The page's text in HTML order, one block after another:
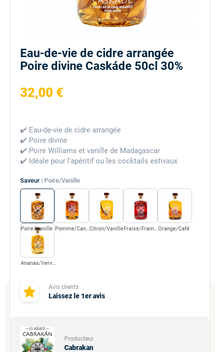
Eau-de-vie de cidre arrangée
Poire divine Caskáde 50cl 30%
Avis clients
Laissez le 1er avis
✔️ Eau-de-vie de cidre arrangée
✔️ Poire divine
✔️ Poire Williams et vanille de Madagascar
✔️ Idéale pour l'apéritif ou les cocktails estivaux
Saveur : Poire/Vanille
Poire/Vanille Pomme/CannelleCitron/Vanille Fraise/FramboiseOrange/Café
Ananas/Verveine
32,00 €
Producteur
Cabrakan